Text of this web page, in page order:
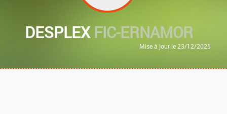
DESPLEXFIC-ERNAMOR
Mise à jour le 23/12/2025